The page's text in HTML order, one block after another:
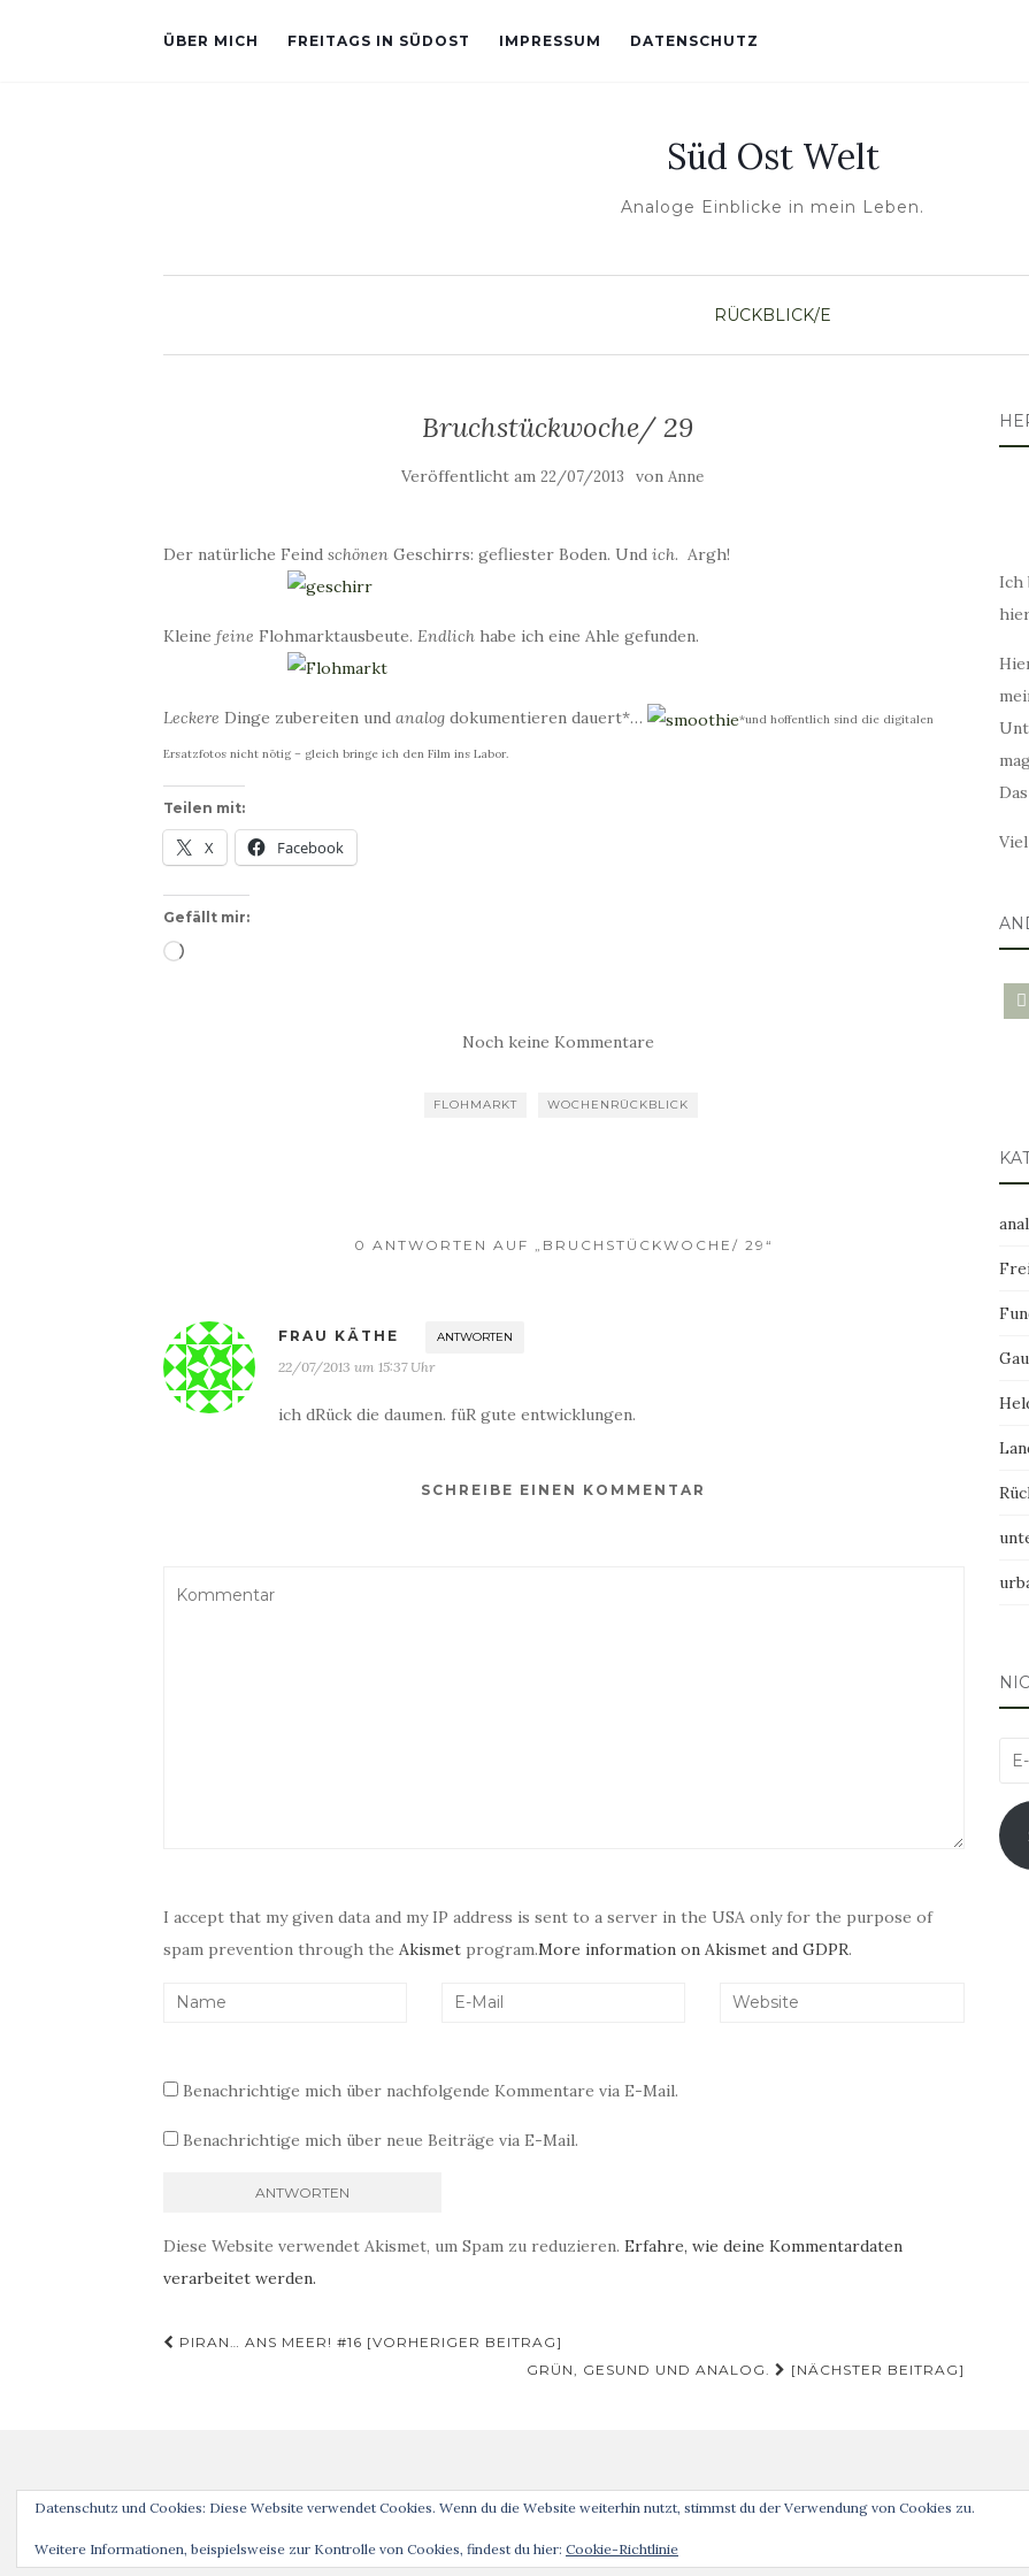
ÜBER MICH FREITAGS IN SÜDOST IMPRESSUM DATENSCHUTZ
Süd Ost Welt
Analoge Einblicke in mein Leben.
RÜCKBLICK/E
Bruchstückwoche/ 29
Veröffentlicht am 22/07/2013 von Anne
Der natürliche Feind schönen Geschirrs: gefliester Boden. Und ich. Argh!
Kleine feine Flohmarktausbeute. Endlich habe ich eine Ahle gefunden.
Leckere Dinge zubereiten und analog dokumentieren dauert*… *und hoffentlich sind die digitalen
Ersatzfotos nicht nötig – gleich bringe ich den Film ins Labor.
Teilen mit:
X Facebook
Gefällt mir:
Wird
Noch keine Kommentare
FLOHMARKT WOCHENRÜCKBLICK
0 ANTWORTEN AUF „BRUCHSTÜCKWOCHE/ 29“
FRAU KÄTHE ANTWORTEN
22/07/2013 um 15:37 Uhr
ich dRück die daumen. füR gute entwicklungen.
SCHREIBE EINEN KOMMENTAR
I accept that my given data and my IP address is sent to a server in the USA only for the purpose of
spam prevention through the Akismet program.More information on Akismet and GDPR.
Benachrichtige mich über nachfolgende Kommentare via E-Mail.
Benachrichtige mich über neue Beiträge via E-Mail.
Diese Website verwendet Akismet, um Spam zu reduzieren. Erfahre, wie deine Kommentardaten
verarbeitet werden.
Beitragsnavigation
PIRAN… ANS MEER! #16 [VORHERIGER BEITRAG]
GRÜN, GESUND UND ANALOG.
[NÄCHSTER BEITRAG]
Ich
E-
Datenschutz und Cookies: Diese Website verwendet Cookies. Wenn du die Website weiterhin nutzt, stimmst du der Verwendung von Cookies zu.
Weitere Informationen, beispielsweise zur Kontrolle von Cookies, findest du hier: Cookie-Richtlinie
Analog ist schöner! © 2019 Theme vonColorlibPowered byWordPress